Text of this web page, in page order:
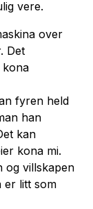
vere.
over
Det
kona
fyren held
han
kan
kona mi.
og villskapen
er litt som